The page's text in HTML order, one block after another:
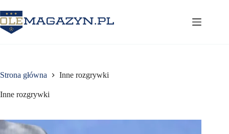
do
treści
Strona główna Inne rozgrywki
Inne rozgrywki